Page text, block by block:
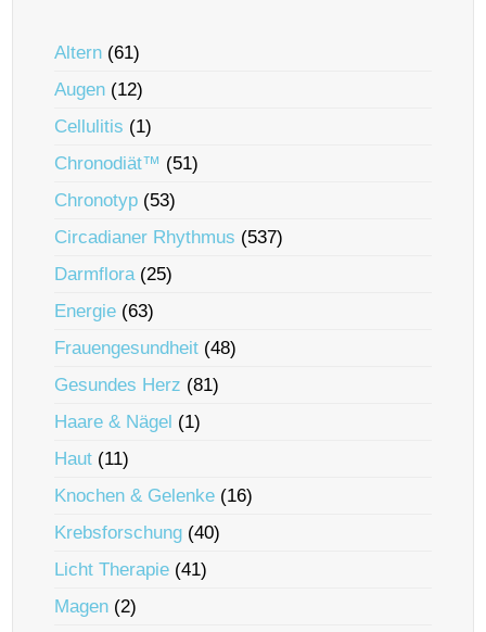
Altern (61)
Augen (12)
Cellulitis (1)
Chronodiät™ (51)
Chronotyp (53)
Circadianer Rhythmus (537)
Darmflora(25)
Energie (63)
Frauengesundheit (48)
Gesundes Herz (81)
Haare & Nägel (1)
Haut (11)
Knochen & Gelenke (16)
Krebsforschung (40)
Licht Therapie (41)
Magen (2)